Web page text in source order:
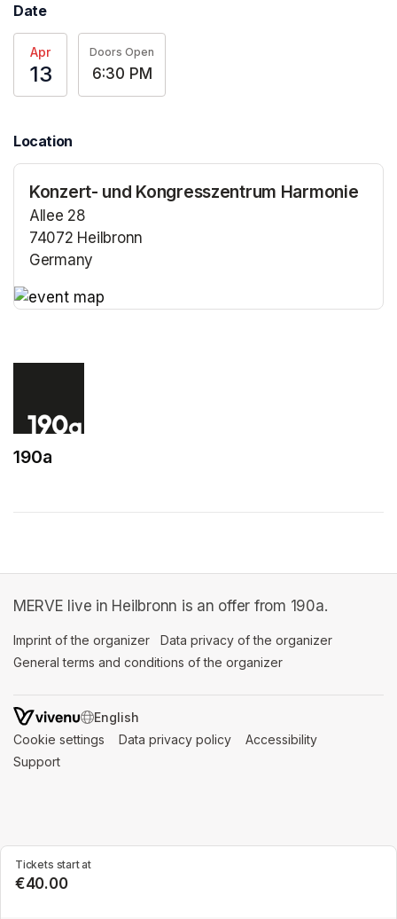
Date
Apr
13
Doors Open
6:30 PM
Location
Konzert- und Kongresszentrum Harmonie
Allee 28
74072 Heilbronn
Germany
Tickets start at
€40.00
190a
MERVE live in Heilbronn is an offer from 190a.
Imprint of the organizer (opens in a new tab)
Data privacy of the organizer
General terms and conditions of the organizer
SWITCH LANGUAGE
Cookie settings (opens in a new tab)
Data privacy policy (opens in a new tab)
Accessibility
Support